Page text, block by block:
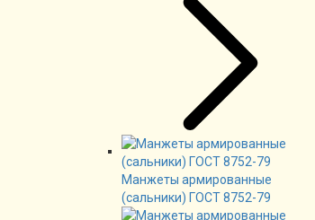
Манжеты армированные
(сальники) ГОСТ 8752-79